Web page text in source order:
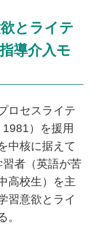
とライテ
導介入モ
ロセスライテ
）を援用
中核に据えて
者（英語が苦
高校生）を主
習意欲とライ
。